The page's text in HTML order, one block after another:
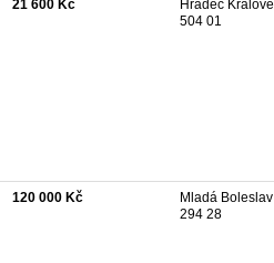
21 600 Kč
Hradec Králové
504 01
120 000 Kč
Mladá Boleslav
294 28